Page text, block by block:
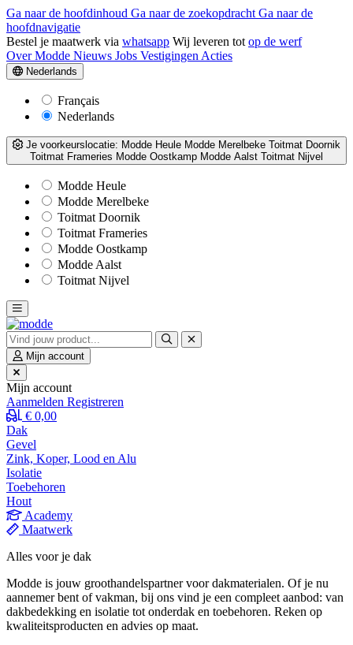
Ga naar de hoofdinhoud Ga naar de zoekopdracht Ga naar de
hoofdnavigatie
Bestel je maatwerk via whatsapp Wij leveren tot op de werf
Over Modde Nieuws Jobs Vestigingen Acties
Nederlands
Français
Nederlands
Je voorkeurslocatie: Modde Heule Modde Merelbeke Toitmat Doornik
Toitmat Frameries Modde Oostkamp Modde Aalst Toitmat Nijvel
Modde Heule
Modde Merelbeke
Toitmat Doornik
Toitmat Frameries
Modde Oostkamp
Modde Aalst
Toitmat Nijvel
Mijn account
Mijn account
Aanmelden Registreren
€ 0,00
Dak
Gevel
Zink, Koper, Lood en Alu
Isolatie
Toebehoren
Hout
Academy
Maatwerk
Alles voor je dak
Modde is jouw groothandelspartner voor dakmaterialen. Of je nu
aannemer bent of vakman, bij ons vind je een compleet aanbod: van
dakbedekking en isolatie tot onderdak en toebehoren. Reken op
kwaliteitsproducten en advies op maat.